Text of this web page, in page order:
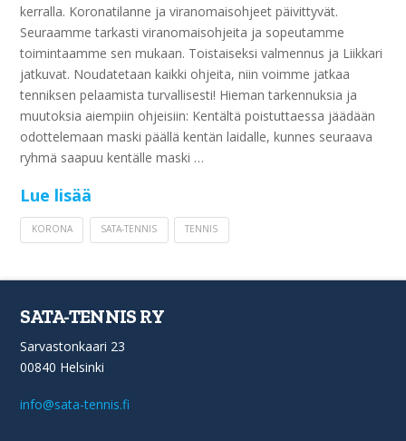
kerralla. Koronatilanne ja viranomaisohjeet päivittyvät.
Seuraamme tarkasti viranomaisohjeita ja sopeutamme
toimintaamme sen mukaan. Toistaiseksi valmennus ja Liikkari
jatkuvat. Noudatetaan kaikki ohjeita, niin voimme jatkaa
tenniksen pelaamista turvallisesti! Hieman tarkennuksia ja
muutoksia aiempiin ohjeisiin: Kentältä poistuttaessa jäädään
odottelemaan maski päällä kentän laidalle, kunnes seuraava
ryhmä saapuu kentälle maski …
Lue lisää
KORONA SATA-TENNIS TENNIS
SATA-TENNIS RY
Sarvastonkaari 23
00840 Helsinki
info@sata-tennis.fi